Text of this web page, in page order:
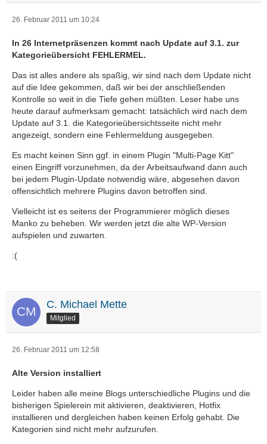
26. Februar 2011 um 10:24
In 26 Internetpräsenzen kommt nach Update auf 3.1. zur
Kategorieübersicht FEHLERMEL.
Das ist alles andere als spaßig, wir sind nach dem Update nicht
auf die Idee gekommen, daß wir bei der anschließenden
Kontrolle so weit in die Tiefe gehen müßten. Leser habe uns
heute darauf aufmerksam gemacht: tatsächlich wird nach dem
Update auf 3.1. die Kategorieübersichtsseite nicht mehr
angezeigt, sondern eine Fehlermeldung ausgegeben.
Es macht keinen Sinn ggf. in einem Plugin "Multi-Page Kitt"
einen Eingriff vorzunehmen, da der Arbeitsaufwand dann auch
bei jedem Plugin-Update notwendig wäre, abgesehen davon
offensichtlich mehrere Plugins davon betroffen sind.
Vielleicht ist es seitens der Programmierer möglich dieses
Manko zu beheben. Wir werden jetzt die alte WP-Version
aufspielen und zuwarten.
:(
C. Michael Mette
Mitglied
26. Februar 2011 um 12:58
Alte Version installiert
Leider haben alle meine Blogs unterschiedliche Plugins und die
bisherigen Spielerein mit aktivieren, deaktivieren, Hotfix
installieren und dergleichen haben keinen Erfolg gehabt. Die
Kategorien sind nicht mehr aufzurufen.